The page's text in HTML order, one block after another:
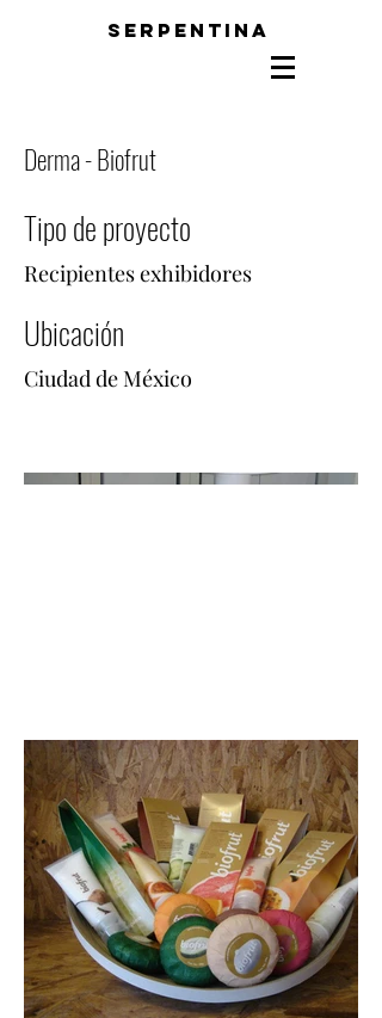
SERPENTINA
Derma - Biofrut
Tipo de proyecto
Recipientes exhibidores
Ubicación
Ciudad de México